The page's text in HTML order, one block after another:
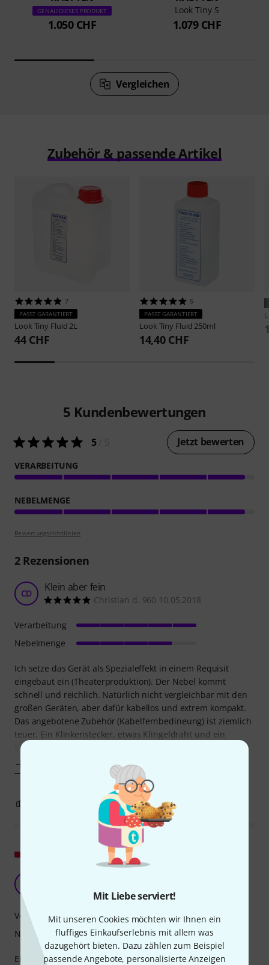
Mit Liebe serviert!
Mit unseren Cookies möchten wir Ihnen ein
fluffiges Einkaufserlebnis mit allem was
dazugehört bieten. Dazu zählen zum Beispiel
passende Angebote, personalisierte Anzeigen
GENAU DIESES PRODUKT
1.050 CHF
Look Tiny S
1.079 CHF
Vergleichen
Zubehör & passende Artikel
7
PASST GARANTIERT
Look Tiny Fluid 2L
44 CHF
5
PASST GARANTIERT
Look Tiny Fluid 250ml
14,40 CHF
5 Kundenbewertungen
5/ 5 Jetzt bewerten
VERARBEITUNG
NEBELMENGE
Bewertungsrichtlinien
2Rezensionen
CD Klein aber fein
Christian d. 960 10.05.2018
Ich setze das Gerät als Spezialeffekt in einem Requisit
eingebaut ein (Theaterproduktion). Der Nebel kommt
schnell und reichlich. Natürlich nicht vergleichbar mit den
großen Geräten, aber dafür kabellos und extrem kompakt.
Das angebotene Zubehör (Kabelfernbedineung) ist ziemlich
teuer, Ein Klinkenstecker, etwas Klingeldraht und ein
Schalter/Taster nach Wahl tun es
Verarbeitung
Nebelmenge
BEWERTUNG MELDEN
Szczelny D 04.10.2024
Ein sehr praktischer, handlicher Räucherapparat. Kurze
Verarbeitung
Nebelmenge